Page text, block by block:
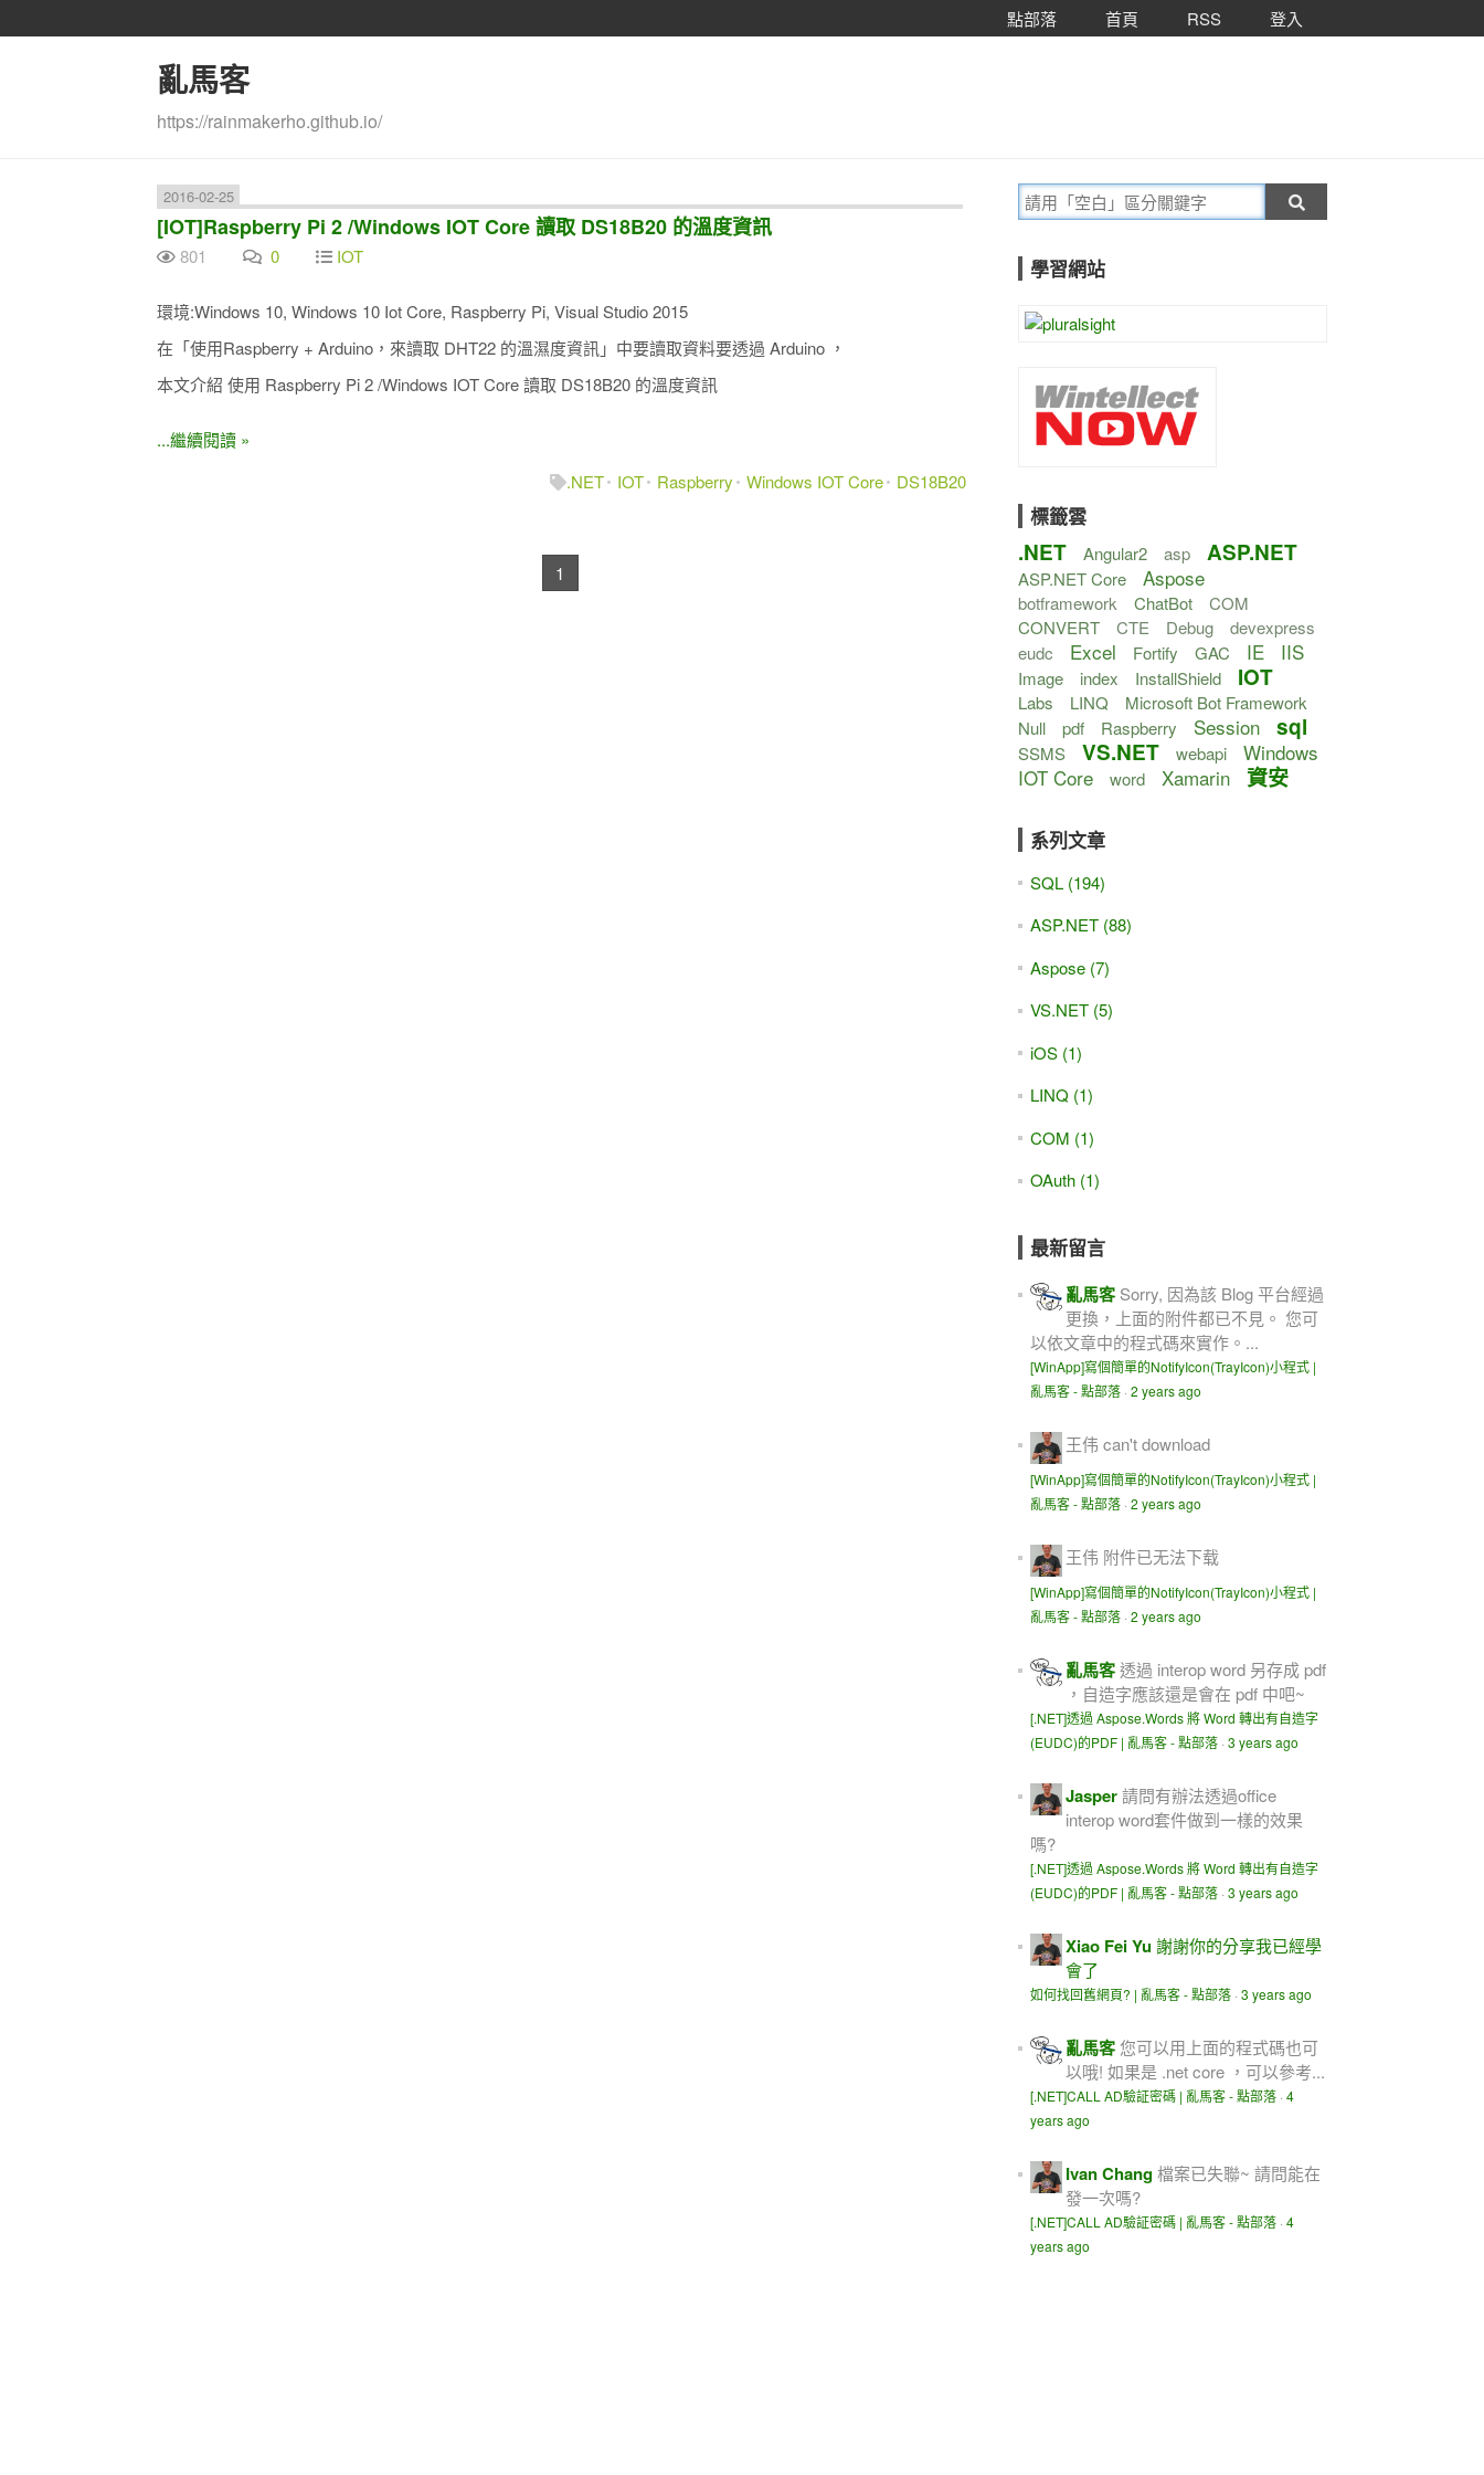
點部落 首頁 RSS 登入
亂馬客
https://rainmakerho.github.io/
2016-02-25
[IOT]Raspberry Pi 2 /Windows IOT Core 讀取 DS18B20 的溫度資訊
801 0 IOT
環境:Windows 10, Windows 10 Iot Core, Raspberry Pi, Visual Studio 2015
在「使用Raspberry + Arduino，來讀取 DHT22 的溫濕度資訊」中要讀取資料要透過 Arduino ，
本文介紹 使用 Raspberry Pi 2 /Windows IOT Core 讀取 DS18B20 的溫度資訊
...繼續閱讀 »
.NET
IOT Raspberry Windows IOT Core DS18B20
1
學習網站
標籤雲
.NET Angular2 asp ASP.NET
ASP.NET Core Aspose
botframework ChatBot
COM
CONVERT
CTE Debug
devexpress
eudc
Excel Fortify GAC IE IIS
Image index InstallShield IOT
Labs LINQ
Microsoft Bot Framework
Null
pdf Raspberry Session sql
SSMS VS.NET webapi
Windows
IOT Core
word Xamarin 資安
系列文章
SQL (194)
ASP.NET (88)
Aspose (7)
VS.NET (5)
iOS (1)
LINQ (1)
COM (1)
OAuth (1)
最新留言
亂馬客 Sorry, 因為該 Blog 平台經過
更換，上面的附件都已不見。 您可
以依文章中的程式碼來實作。...
[WinApp]寫個簡單的NotifyIcon(TrayIcon)小程式 |
亂馬客 - 點部落 · 2 years ago
王伟 can't download
[WinApp]寫個簡單的NotifyIcon(TrayIcon)小程式 |
亂馬客 - 點部落 · 2 years ago
王伟 附件已无法下载
[WinApp]寫個簡單的NotifyIcon(TrayIcon)小程式 |
亂馬客 - 點部落 · 2 years ago
亂馬客透過 interop word 另存成 pdf
，自造字應該還是會在 pdf 中吧~
[.NET]透過 Aspose.Words 將 Word 轉出有自造字
(EUDC)的PDF | 亂馬客 - 點部落 · 3 years ago
Jasper請問有辦法透過office
interop word套件做到一樣的效果
嗎?
[.NET]透過 Aspose.Words 將 Word 轉出有自造字
(EUDC)的PDF | 亂馬客 - 點部落 · 3 years ago
Xiao Fei Yu謝謝你的分享我已經學
會了
如何找回舊網頁? | 亂馬客 - 點部落 · 3 years ago
亂馬客 您可以用上面的程式碼也可
以哦! 如果是 .net core ，可以參考...
[.NET]CALL AD驗証密碼 | 亂馬客 - 點部落 · 4
years ago
Ivan Chang檔案已失聯~ 請問能在
發一次嗎?
[.NET]CALL AD驗証密碼 | 亂馬客 - 點部落 · 4
years ago